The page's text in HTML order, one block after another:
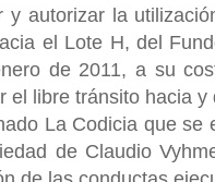
y autorizar la
el Lote H, del
de 2011, a su
el libre tránsito hacia
La Codicia que se
de Claudio